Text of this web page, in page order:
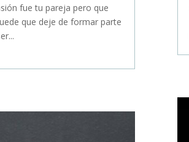
fue tu pareja pero que
que deje de formar parte